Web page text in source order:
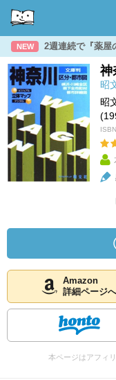
NEW 2週連続で『薬屋
神
昭
昭
Amazon
詳細ページへ
本ページはアフィ